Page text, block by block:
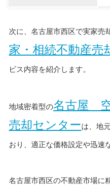
次に、名古屋市西区で実家売
家・相続不動産売
ビス内容を紹介します。
地域密着型の名古屋
売却センターは、地
おり、適正な価格設定や迅速
名古屋市西区の不動産市場に